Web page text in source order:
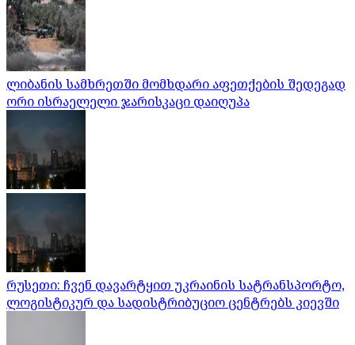
ლიბანის სამხრეთში მომხდარი აფეთქების შედეგად
ორი ისრაელელი ჯარისკაცი დაიღუპა
რუსეთი: ჩვენ დავარტყით უკრაინის სატრანსპორტო,
ლოგისტიკურ და სადისტრიბუციო ცენტრებს კიევში